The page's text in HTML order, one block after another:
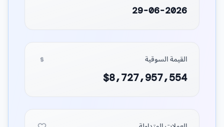
29-06-2026
القيمة السوقية
$8,727,957,554